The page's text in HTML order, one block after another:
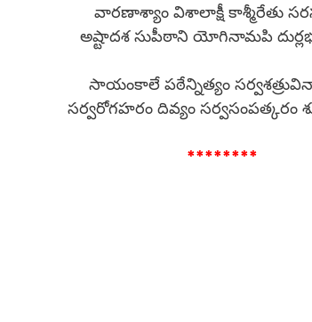
వారణాశ్యాం విశాలాక్షీ కాశ్మీరేతు
అష్టాదశ సుపీఠాని యోగినామపి
సాయంకాలే పఠేన్నిత్యం
సర్వరోగహరం దివ్యం సర్వసంపత్కరం
********